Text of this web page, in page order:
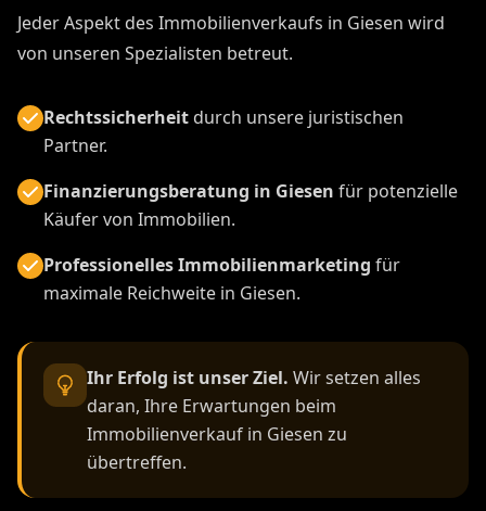
Jeder Aspekt des Immobilienverkaufs in Giesen wird
von unseren Spezialisten betreut.
Rechtssicherheitdurch unsere juristischen
Partner.
Finanzierungsberatung in Giesen für potenzielle
Käufer von Immobilien.
Professionelles Immobilienmarketing für
maximale Reichweite in Giesen.
Ihr Erfolg ist unser Ziel. Wir setzen alles
daran, Ihre Erwartungen beim
Immobilienverkauf in Giesen zu
übertreffen.